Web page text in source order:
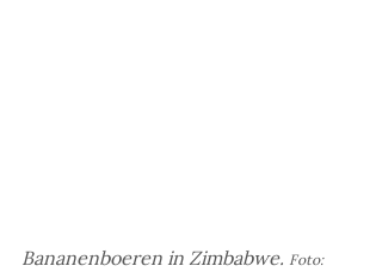
Bananenboeren in Zimbabwe. Foto: